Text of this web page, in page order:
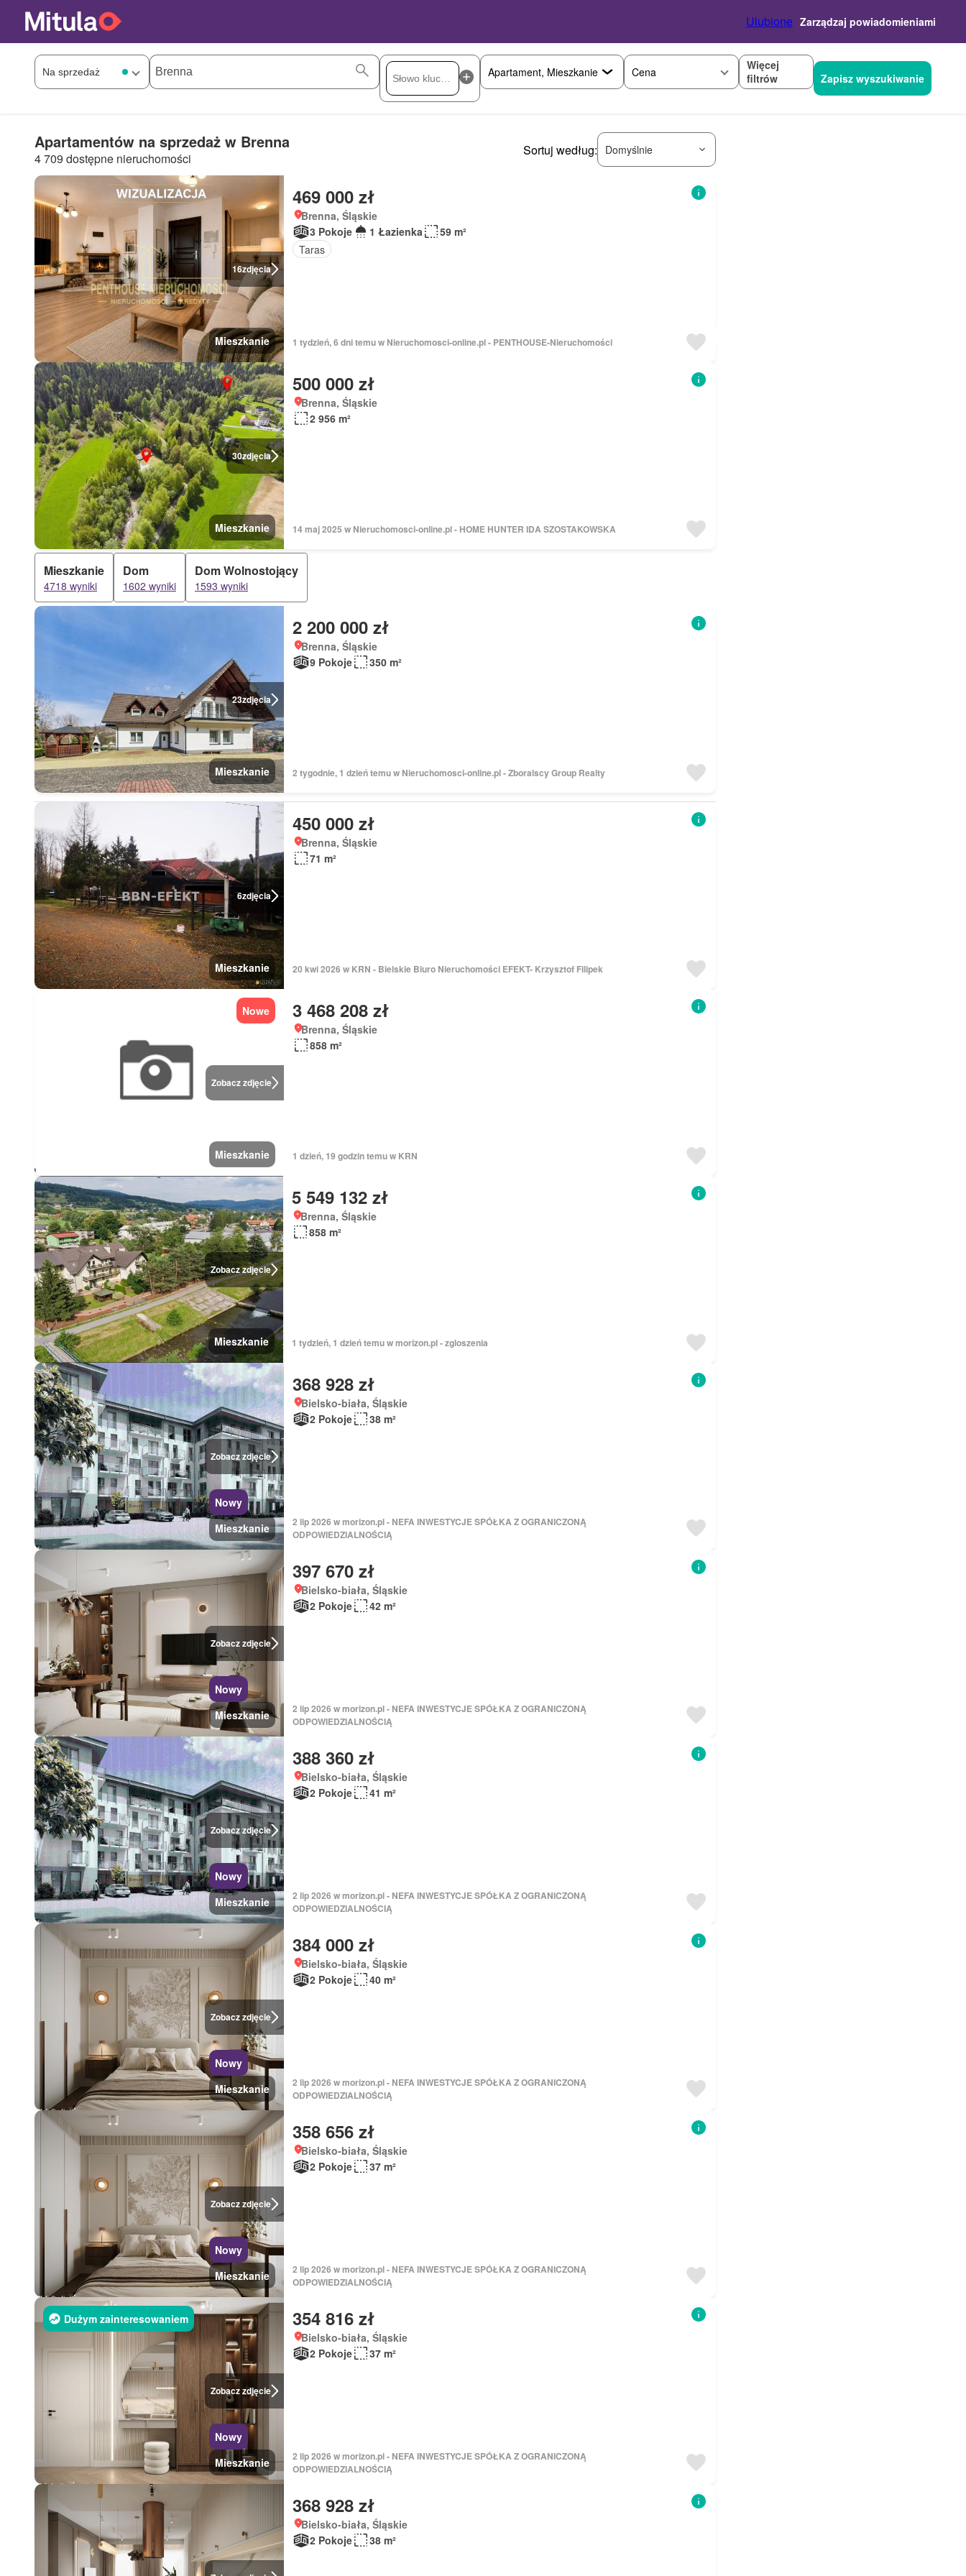
Ulubione Zarządzaj powiadomieniami
Cena
Więcej
filtrów
Zapisz wyszukiwanie
Apartamentów na sprzedaż w Brenna
4 709 dostępne nieruchomości
Sortuj według: Domyślnie
16zdjęcia
Mieszkanie
469 000 zł
Brenna, Śląskie
3 Pokoje
1 Łazienka
59 m²
Taras
1 tydzień, 6 dni temu w Nieruchomosci-online.pl - PENTHOUSE-Nieruchomości
30zdjęcia
Mieszkanie
500 000 zł
Brenna, Śląskie
2 956 m²
14 maj 2025 w Nieruchomosci-online.pl - HOME HUNTER IDA SZOSTAKOWSKA
Mieszkanie
4718 wyniki
Dom
1602 wyniki
Dom Wolnostojący
1593 wyniki
23zdjęcia
Mieszkanie
2 200 000 zł
Brenna, Śląskie
9 Pokoje
350 m²
2 tygodnie, 1 dzień temu w Nieruchomosci-online.pl - Zboralscy Group Realty
6zdjęcia
Mieszkanie
450 000 zł
Brenna, Śląskie
71 m²
20 kwi 2026 w KRN - Bielskie Biuro Nieruchomości EFEKT- Krzysztof Filipek
Zobacz zdjęcie
Nowe
Mieszkanie
3 468 208 zł
Brenna, Śląskie
858 m²
1 dzień, 19 godzin temu w KRN
Zobacz zdjęcie
Mieszkanie
5 549 132 zł
Brenna, Śląskie
858 m²
1 tydzień, 1 dzień temu w morizon.pl - zgloszenia
Zobacz zdjęcie
Nowy
Mieszkanie
368 928 zł
Bielsko-biała, Śląskie
2 Pokoje
38 m²
2 lip 2026 w morizon.pl - NEFA INWESTYCJE SPÓŁKA Z OGRANICZONĄ
ODPOWIEDZIALNOŚCIĄ
Zobacz zdjęcie
Nowy
Mieszkanie
397 670 zł
Bielsko-biała, Śląskie
2 Pokoje
42 m²
2 lip 2026 w morizon.pl - NEFA INWESTYCJE SPÓŁKA Z OGRANICZONĄ
ODPOWIEDZIALNOŚCIĄ
Zobacz zdjęcie
Nowy
Mieszkanie
388 360 zł
Bielsko-biała, Śląskie
2 Pokoje
41 m²
2 lip 2026 w morizon.pl - NEFA INWESTYCJE SPÓŁKA Z OGRANICZONĄ
ODPOWIEDZIALNOŚCIĄ
Zobacz zdjęcie
Nowy
Mieszkanie
384 000 zł
Bielsko-biała, Śląskie
2 Pokoje
40 m²
2 lip 2026 w morizon.pl - NEFA INWESTYCJE SPÓŁKA Z OGRANICZONĄ
ODPOWIEDZIALNOŚCIĄ
Zobacz zdjęcie
Nowy
Mieszkanie
358 656 zł
Bielsko-biała, Śląskie
2 Pokoje
37 m²
2 lip 2026 w morizon.pl - NEFA INWESTYCJE SPÓŁKA Z OGRANICZONĄ
ODPOWIEDZIALNOŚCIĄ
Zobacz zdjęcie
Dużym zainteresowaniem
Nowy
Mieszkanie
354 816 zł
Bielsko-biała, Śląskie
2 Pokoje
37 m²
2 lip 2026 w morizon.pl - NEFA INWESTYCJE SPÓŁKA Z OGRANICZONĄ
ODPOWIEDZIALNOŚCIĄ
368 928 zł
Bielsko-biała, Śląskie
2 Pokoje
38 m²